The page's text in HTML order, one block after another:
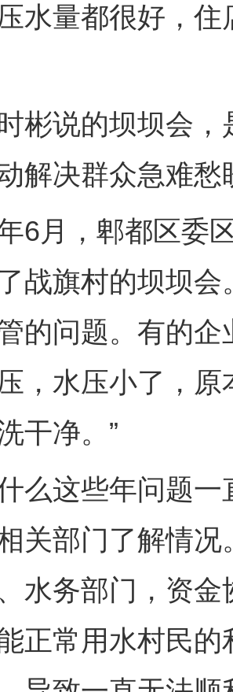
水量都很好，
说的坝坝会，
解决群众急难
，郫都区委区
战旗村的坝坝
的问题。有的企
，水压小了，
干净。”
这些年问题一
关部门了解情
水务部门，资
正常用水村民